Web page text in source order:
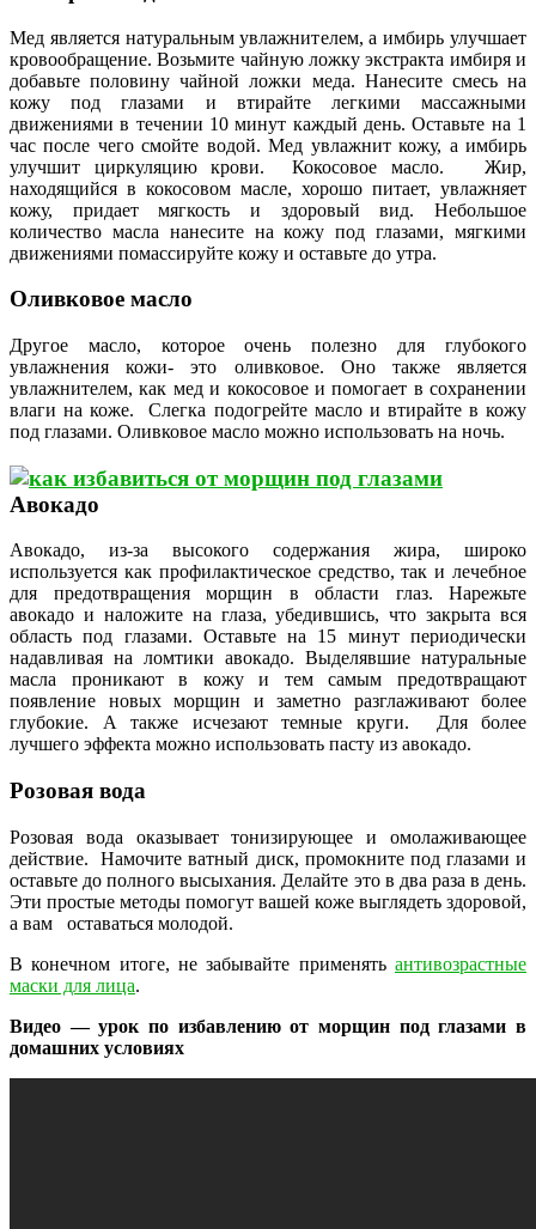
Мед является натуральным увлажнителем, а имбирь улучшает
кровообращение. Возьмите чайную ложку экстракта имбиря и
добавьте половину чайной ложки меда. Нанесите смесь на
кожу под глазами и втирайте легкими массажными
движениями в течении 10 минут каждый день. Оставьте на 1
час после чего смойте водой. Мед увлажнит кожу, а имбирь
улучшит циркуляцию крови. Кокосовое масло. Жир,
находящийся в кокосовом масле, хорошо питает, увлажняет
кожу, придает мягкость и здоровый вид. Небольшое
количество масла нанесите на кожу под глазами, мягкими
движениями помассируйте кожу и оставьте до утра.
Оливковое масло
Другое масло, которое очень полезно для глубокого
увлажнения кожи- это оливковое. Оно также является
увлажнителем, как мед и кокосовое и помогает в сохранении
влаги на коже. Слегка подогрейте масло и втирайте в кожу
под глазами. Оливковое масло можно использовать на ночь.
Авокадо
Авокадо, из-за высокого содержания жира, широко
используется как профилактическое средство, так и лечебное
для предотвращения морщин в области глаз. Нарежьте
авокадо и наложите на глаза, убедившись, что закрыта вся
область под глазами. Оставьте на 15 минут периодически
надавливая на ломтики авокадо. Выделявшие натуральные
масла проникают в кожу и тем самым предотвращают
появление новых морщин и заметно разглаживают более
глубокие. А также исчезают темные круги. Для более
лучшего эффекта можно использовать пасту из авокадо.
Розовая вода
Розовая вода оказывает тонизирующее и омолаживающее
действие. Намочите ватный диск, промокните под глазами и
оставьте до полного высыхания. Делайте это в два раза в день.
Эти простые методы помогут вашей коже выглядеть здоровой,
а вам оставаться молодой.
В конечном итоге, не забывайте применять антивозрастные
маски для лица.
Видео — урок по избавлению от морщин под глазами в
домашних условиях